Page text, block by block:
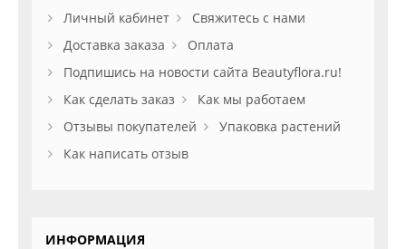
Личный кабинет
Свяжитесь с нами
Доставка заказа
Оплата
Подпишись на новости сайта Beautyflora.ru!
Как сделать заказ
Как мы работаем
Отзывы покупателей
Упаковка растений
Как написать отзыв
ИНФОРМАЦИЯ